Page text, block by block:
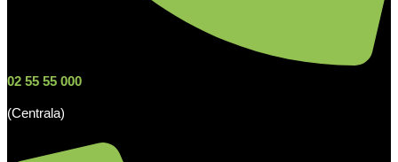
02 55 55 000
(Centrala)